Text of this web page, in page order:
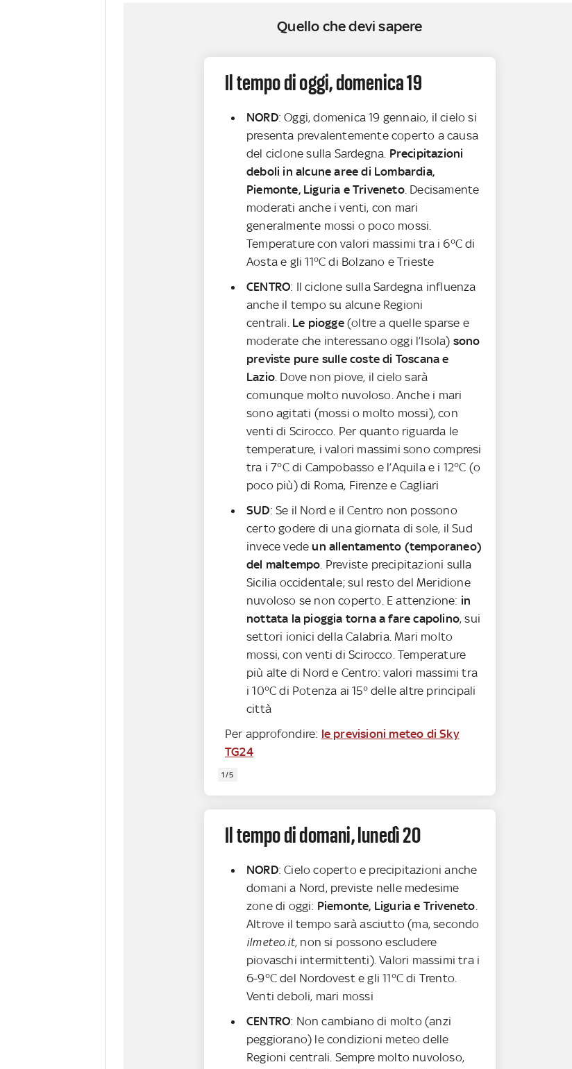
Quello che devi sapere
Il tempo di oggi, domenica 19
NORD: Oggi, domenica 19 gennaio, il cielo si
presenta prevalentemente coperto a causa
del ciclone sulla Sardegna. Precipitazioni
deboli in alcune aree di Lombardia,
Piemonte, Liguria e Triveneto. Decisamente
moderati anche i venti, con mari
generalmente mossi o poco mossi.
Temperature con valori massimi tra i 6°C di
Aosta e gli 11°C di Bolzano e Trieste
CENTRO: Il ciclone sulla Sardegna influenza
anche il tempo su alcune Regioni
centrali. Le piogge(oltre a quelle sparse e
moderate che interessano oggi l’Isola) sono
previste pure sulle coste di Toscana e
Lazio. Dove non piove, il cielo sarà
comunque molto nuvoloso. Anche i mari
sono agitati (mossi o molto mossi), con
venti di Scirocco. Per quanto riguarda le
temperature, i valori massimi sono compresi
tra i 7°C di Campobasso e l’Aquila e i 12°C (o
poco più) di Roma, Firenze e Cagliari
SUD: Se il Nord e il Centro non possono
certo godere di una giornata di sole, il Sud
invece vedeun allentamento (temporaneo)
del maltempo. Previste precipitazioni sulla
Sicilia occidentale; sul resto del Meridione
nuvoloso se non coperto. E attenzione: in
nottata la pioggia torna a fare capolino, sui
settori ionici della Calabria. Mari molto
mossi, con venti di Scirocco. Temperature
più alte di Nord e Centro: valori massimi tra
i 10°C di Potenza ai 15° delle altre principali
città
Per approfondire: le previsioni meteo di Sky
TG24
1/5
Il tempo di domani, lunedì 20
NORD: Cielo coperto e precipitazioni anche
domani a Nord, previste nelle medesime
zone di oggi: Piemonte, Liguria e Triveneto.
Altrove il tempo sarà asciutto (ma, secondo
ilmeteo.it, non si possono escludere
piovaschi intermittenti). Valori massimi tra i
6-9°C del Nordovest e gli 11°C di Trento.
Venti deboli, mari mossi
CENTRO: Non cambiano di molto (anzi
peggiorano) le condizioni meteo delle
Regioni centrali. Sempre molto nuvoloso,